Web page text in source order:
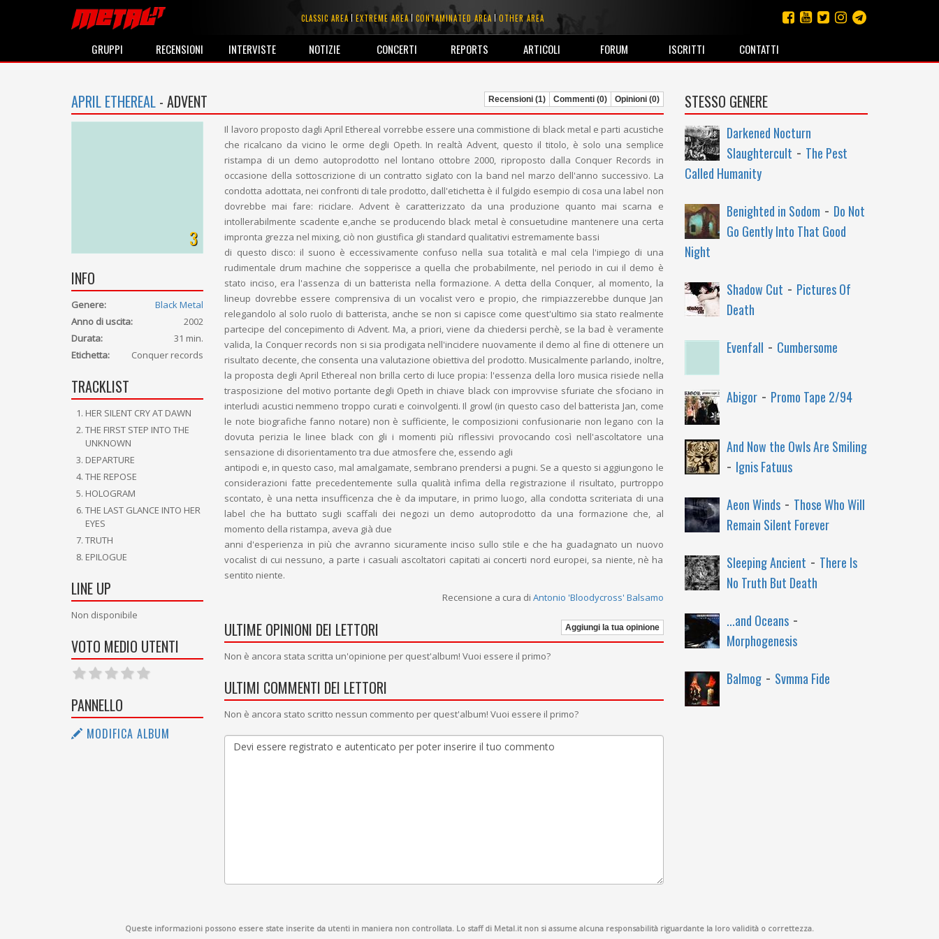
CLASSIC AREA EXTREME AREA CONTAMINATED AREA OTHER AREA
GRUPPI RECENSIONI INTERVISTE NOTIZIE CONCERTI REPORTS ARTICOLI FORUM ISCRITTI CONTATTI
APRIL ETHEREAL - ADVENT Recensioni (1) Commenti (0) Opinioni (0)
3
INFO
Genere:
Black Metal
Anno di uscita:
2002
Durata:
31 min.
Etichetta:
Conquer records
TRACKLIST
HER SILENT CRY AT DAWN
THE FIRST STEP INTO THE
UNKNOWN
DEPARTURE
THE REPOSE
HOLOGRAM
THE LAST GLANCE INTO HER
EYES
TRUTH
EPILOGUE
LINE UP
Non disponibile
VOTO MEDIO UTENTI
PANNELLO
MODIFICA ALBUM
Il lavoro proposto dagli April Ethereal vorrebbe essere una commistione di black metal e parti acustiche
che ricalcano da vicino le orme degli Opeth. In realtà Advent, questo il titolo, è solo una semplice
ristampa di un demo autoprodotto nel lontano ottobre 2000, riproposto dalla Conquer Records in
occasione della sottoscrizione di un contratto siglato con la band nel marzo dell'anno successivo. La
condotta adottata, nei confronti di tale prodotto, dall'etichetta è il fulgido esempio di cosa una label non
dovrebbe mai fare: riciclare. Advent è caratterizzato da una produzione quanto mai scarna e
intollerabilmente scadente e,anche se producendo black metal è consuetudine mantenere una certa
impronta grezza nel mixing, ciò non giustifica gli standard qualitativi estremamente bassi
di questo disco: il suono è eccessivamente confuso nella sua totalità e mal cela l'impiego di una
rudimentale drum machine che sopperisce a quella che probabilmente, nel periodo in cui il demo è
stato inciso, era l'assenza di un batterista nella formazione. A detta della Conquer, al momento, la
lineup dovrebbe essere comprensiva di un vocalist vero e propio, che rimpiazzerebbe dunque Jan
relegandolo al solo ruolo di batterista, anche se non si capisce come quest'ultimo sia stato realmente
partecipe del concepimento di Advent. Ma, a priori, viene da chiedersi perchè, se la bad è veramente
valida, la Conquer records non si sia prodigata nell'incidere nuovamente il demo al fine di ottenere un
risultato decente, che consenta una valutazione obiettiva del prodotto. Musicalmente parlando, inoltre,
la proposta degli April Ethereal non brilla certo di luce propia: l'essenza della loro musica risiede nella
trasposizione del motivo portante degli Opeth in chiave black con improvvise sfuriate che sfociano in
interludi acustici nemmeno troppo curati e coinvolgenti. Il growl (in questo caso del batterista Jan, come
le note biografiche fanno notare) non è sufficiente, le composizioni confusionarie non legano con la
dovuta perizia le linee black con gli i momenti più riflessivi provocando così nell'ascoltatore una
sensazione di disorientamento tra due atmosfere che, essendo agli
antipodi e, in questo caso, mal amalgamate, sembrano prendersi a pugni. Se a questo si aggiungono le
considerazioni fatte precedentemente sulla qualità infima della registrazione il risultato, purtroppo
scontato, è una netta insufficenza che è da imputare, in primo luogo, alla condotta scriteriata di una
label che ha buttato sugli scaffali dei negozi un demo autoprodotto da una formazione che, al
momento della ristampa, aveva già due
anni d'esperienza in più che avranno sicuramente inciso sullo stile e che ha guadagnato un nuovo
vocalist di cui nessuno, a parte i casuali ascoltatori capitati ai concerti nord europei, sa niente, nè ha
sentito niente.
Recensione a cura di Antonio 'Bloodycross' Balsamo
ULTIME OPINIONI DEI LETTORI Aggiungi la tua opinione
Non è ancora stata scritta un'opinione per quest'album! Vuoi essere il primo?
ULTIMI COMMENTI DEI LETTORI
Non è ancora stato scritto nessun commento per quest'album! Vuoi essere il primo?
STESSO GENERE
Darkened Nocturn
Slaughtercult - The Pest
Called Humanity
Benighted in Sodom - Do Not
Go Gently Into That Good
Night
Shadow Cut - Pictures Of
Death
Evenfall - Cumbersome
Abigor- Promo Tape 2/94
And Now the Owls Are Smiling
- Ignis Fatuus
Aeon Winds- Those Who Will
Remain Silent Forever
Sleeping Ancient - There Is
No Truth But Death
...and Oceans-
Morphogenesis
Balmog- Svmma Fide
Queste informazioni possono essere state inserite da utenti in maniera non controllata. Lo staff di Metal.it non si assume alcuna responsabilità riguardante la loro validità o correttezza.